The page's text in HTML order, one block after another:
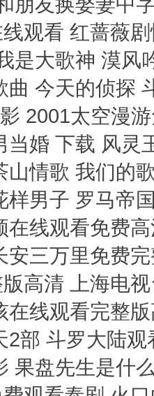
观看 红蔷薇
是大歌神 漠风
曲 今天的侦探
2001太空漫
当婚 下载 风
山情歌 我们的
样男子 罗马帝
在线观看免费
安三万里免费
高清 上海电
在线观看完整
2部 斗罗大陆
果盘先生是什